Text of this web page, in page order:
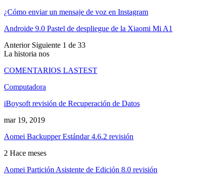
¿Cómo enviar un mensaje de voz en Instagram
Androide 9.0 Pastel de despliegue de la Xiaomi Mi A1
Anterior Siguiente 1 de 33
La historia nos
COMENTARIOS LASTEST
Computadora
iBoysoft revisión de Recuperación de Datos
mar 19, 2019
Aomei Backupper Estándar 4.6.2 revisión
2 Hace meses
Aomei Partición Asistente de Edición 8.0 revisión